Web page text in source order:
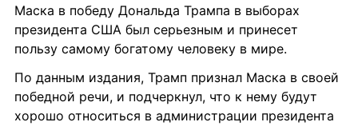
Маска в победу Дональда Трампа в выборах
президента США был серьезным и принесет
пользу самому богатому человеку в мире.
По данным издания, Трамп признал Маска в своей
победной речи, и подчеркнул, что к нему будут
хорошо относиться в администрации президента